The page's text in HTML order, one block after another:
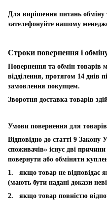
Для вирішення питань обміну
зателефонуйте нашому
Строки повернення і
Повернення та обмін
відділення, протягом 14 днів
замовлення покупцем.
Зворотня доставка товарів
Умови повернення для товарів
Відповідно до статті 9 Закону
споживачів» існує дві
повернути або обміняти
1. якщо товар не відповідає
(мають бути надані докази
2. якщо товар повністю